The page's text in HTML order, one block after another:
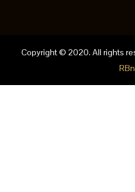
Copyright © 2020. All rights